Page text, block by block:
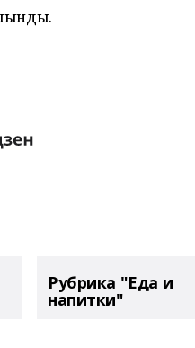
Рубрика "Еда и
напитки"